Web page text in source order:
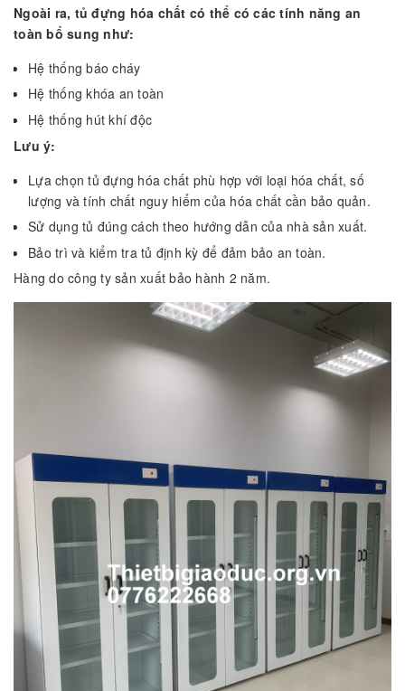
Ngoài ra, tủ đựng hóa chất có thể có các tính năng an
toàn bổ sung như:
Hệ thống báo cháy
Hệ thống khóa an toàn
Hệ thống hút khí độc
Lưu ý:
Lựa chọn tủ đựng hóa chất phù hợp với loại hóa chất, số
lượng và tính chất nguy hiểm của hóa chất cần bảo quản.
Sử dụng tủ đúng cách theo hướng dẫn của nhà sản xuất.
Bảo trì và kiểm tra tủ định kỳ để đảm bảo an toàn.
Hàng do công ty sản xuất bảo hành 2 năm.